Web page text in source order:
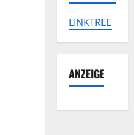
LINKTREE
ANZEIGE